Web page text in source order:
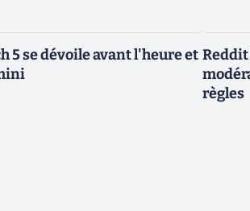
5 se dévoile avant l'heure et
règles